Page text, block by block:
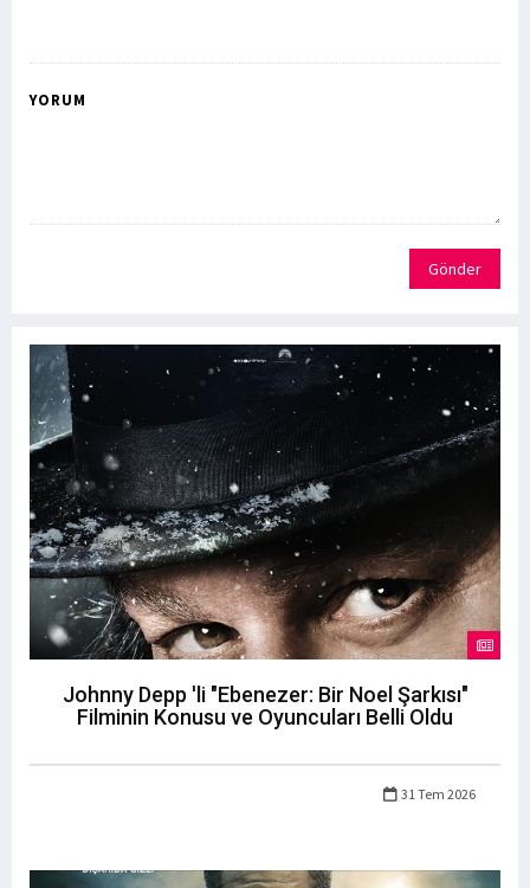
YORUM
Gönder
Johnny Depp 'li "Ebenezer: Bir Noel Şarkısı"
Filminin Konusu ve Oyuncuları Belli Oldu
31 Tem 2026